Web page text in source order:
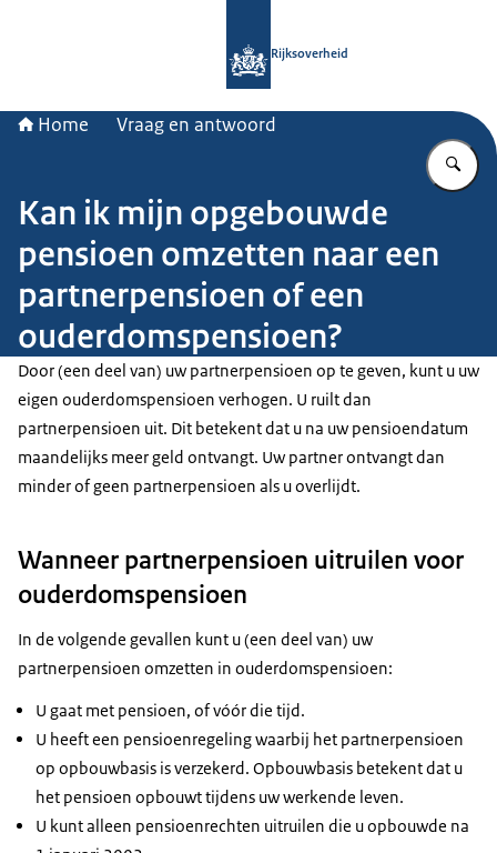
Rijksoverheid
Home Vraag en antwoord
Kan ik mijn opgebouwde
pensioen omzetten naar een
partnerpensioen of een
ouderdomspensioen?
Door (een deel van) uw partnerpensioen op te geven, kunt u uw
eigen ouderdomspensioen verhogen. U ruilt dan
partnerpensioen uit. Dit betekent dat u na uw pensioendatum
maandelijks meer geld ontvangt. Uw partner ontvangt dan
minder of geen partnerpensioen als u overlijdt.
Wanneer partnerpensioen uitruilen voor
ouderdomspensioen
In de volgende gevallen kunt u (een deel van) uw
partnerpensioen omzetten in ouderdomspensioen:
U gaat met pensioen, of vóór die tijd.
U heeft een pensioenregeling waarbij het partnerpensioen
op opbouwbasis is verzekerd. Opbouwbasis betekent dat u
het pensioen opbouwt tijdens uw werkende leven.
U kunt alleen pensioenrechten uitruilen die u opbouwde na